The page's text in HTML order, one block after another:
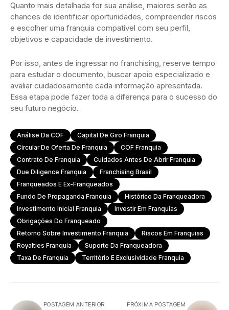
Quanto mais detalhada for sua análise, maiores serão as
chances de identificar oportunidades, compreender riscos
e escolher uma franquia compatível com seu perfil,
objetivos e capacidade de investimento.
Por isso, antes de ingressar no franchising, reserve tempo
para estudar o documento, buscar apoio especializado e
avaliar cuidadosamente cada informação apresentada.
Essa etapa pode fazer toda a diferença para o sucesso do
seu futuro negócio.
Análise Da COF
Capital De Giro Franquia
Circular De Oferta De Franquia
COF Franquia
Contrato De Franquia
Cuidados Antes De Abrir Franquia
Due Diligence Franquia
Franchising Brasil
Franqueados E Ex-Franqueados
Fundo De Propaganda Franquia
Histórico Da Franqueadora
Investimento Inicial Franquia
Investir Em Franquias
Obrigações Do Franqueado
Retorno Sobre Investimento Franquia
Riscos Em Franquias
Royalties Franquia
Suporte Da Franqueadora
Taxa De Franquia
Território E Exclusividade Franquia
POSTAGEM ANTERIOR PRÓXIMA POSTAGEM